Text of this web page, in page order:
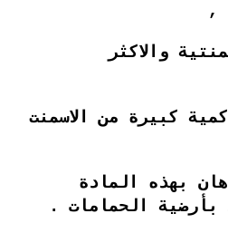
,
والاكثر
كبيرة من الاسمنت
بهذه المادة
بأرضية الحمامات .